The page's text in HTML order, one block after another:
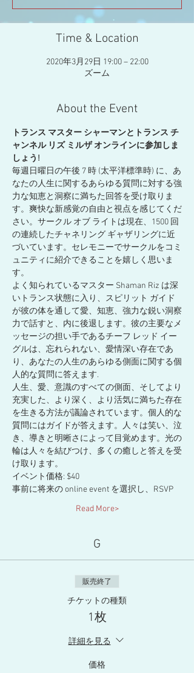
Time & Location
2020年3月29日 19:00 – 22:00
ズーム
About the Event
トランス マスター シャーマンとトランス チ
ャンネル リズ ミルザ オンラインに参加しま
しょう!
毎週日曜日の午後 7 時 (太平洋標準時) に、あ
なたの人生に関するあらゆる質問に対する強
力な知恵と洞察に満ちた回答を受け取りま
す。爽快な新感覚の自由と視点を感じてくだ
さい。サークル オブ ライトは現在、1500 回
の連続したチャネリング ギャザリングに近
づいています。セレモニーでサークルをコミ
ュニティに紹介できることを嬉しく思いま
す。
よく知られているマスター Shaman Riz は深
いトランス状態に入り、スピリット ガイド
が彼の体を通して愛、知恵、強力な鋭い洞察
力で話すと、内に後退します。彼の主要なメ
ッセージの担い手であるチーフ レッド イー
グルは、忘れられない、愛情深い存在であ
り、あなたの人生のあらゆる側面に関する個
人的な質問に答えます.
人生、愛、意識のすべての側面、そしてより
充実した、より深く、より活気に満ちた存在
を生きる方法が議論されています。個人的な
質問にはガイドが答えます。人々は笑い、泣
き、導きと明晰さによって目覚めます。光の
輪は人々を結びつけ、多くの癒しと答えを受
け取ります。
イベント価格: $40
事前に将来の online event を選択し、RSVP
Read More>
G
販売終了
チケットの種類
1枚
詳細を見る
価格